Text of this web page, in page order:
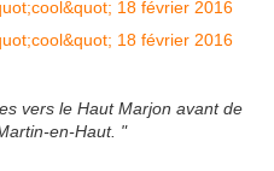
vers le Haut Marjon avant de
en-Haut. "